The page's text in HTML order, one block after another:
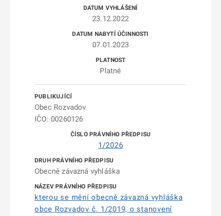
23.12.2022
07.01.2023
Platné
Obec Rozvadov
IČO: 00260126
1/2026
Obecně závazná vyhláška
kterou se mění obecně závazná vyhláška
obce Rozvadov č. 1/2019, o stanovení